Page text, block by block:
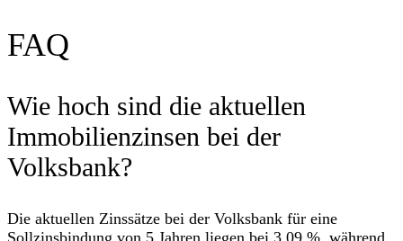
FAQ
Wie hoch sind die aktuellen
Immobilienzinsen bei der
Volksbank?
Die aktuellen Zinssätze bei der Volksbank für eine
Sollzinsbindung von 5 Jahren liegen bei 3,09 %, während